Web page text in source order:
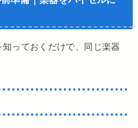
っておくだけで、同じ楽器